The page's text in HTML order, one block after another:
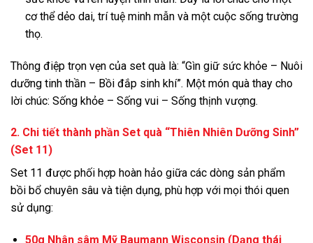
cơ thể dẻo dai, trí tuệ minh mẫn và một cuộc sống trường
thọ.
Thông điệp trọn vẹn của set quà là: “Gìn giữ sức khỏe – Nuôi
dưỡng tinh thần – Bồi đắp sinh khí”. Một món quà thay cho
lời chúc: Sống khỏe – Sống vui – Sống thịnh vượng.
2. Chi tiết thành phần Set quà “Thiên Nhiên Dưỡng Sinh”
(Set 11)
Set 11 được phối hợp hoàn hảo giữa các dòng sản phẩm
bồi bổ chuyên sâu và tiện dụng, phù hợp với mọi thói quen
sử dụng:
50g Nhân sâm Mỹ Baumann Wisconsin (Dạng thái